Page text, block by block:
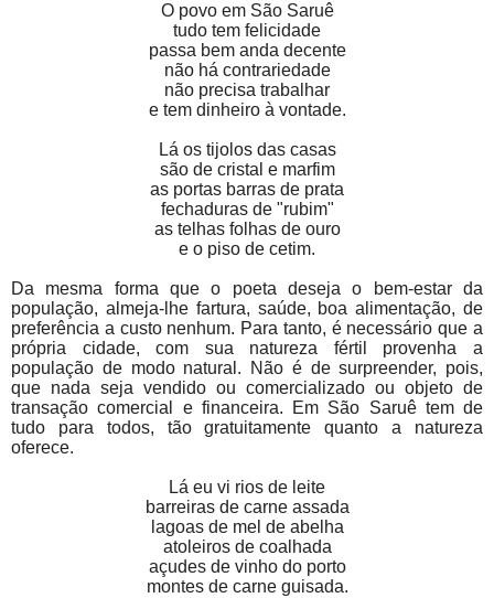
O povo em São Saruê
tudo tem felicidade
passa bem anda decente
não há contrariedade
não precisa trabalhar
e tem dinheiro à vontade.
Lá os tijolos das casas
são de cristal e marfim
as portas barras de prata
fechaduras de "rubim"
as telhas folhas de ouro
e o piso de cetim.
Da mesma forma que o poeta deseja o bem-estar da
população, almeja-lhe fartura, saúde, boa alimentação, de
preferência a custo nenhum. Para tanto, é necessário que a
própria cidade, com sua natureza fértil provenha a
população de modo natural. Não é de surpreender, pois,
que nada seja vendido ou comercializado ou objeto de
transação comercial e financeira. Em São Saruê tem de
tudo para todos, tão gratuitamente quanto a natureza
oferece.
Lá eu vi rios de leite
barreiras de carne assada
lagoas de mel de abelha
atoleiros de coalhada
açudes de vinho do porto
montes de carne guisada.